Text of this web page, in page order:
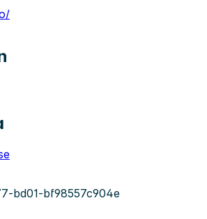
bd01-bf98557c904e